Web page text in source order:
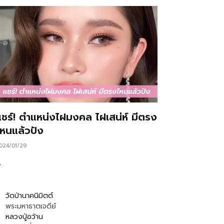
ร์! ตำแหน่งไฝมงคล ไฝเสน่ห์ มีตรง
นแล้วปัง
01/29
วัดป่านาคนิมิตต์
พระมหาธาตเจดีย์
หลวงปู่อว้าน